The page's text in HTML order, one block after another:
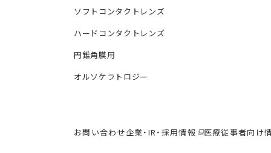
ソフトコンタクトレンズ
ハードコンタクトレンズ
円錐角膜用
オルソケラトロジー
お問い合わせ企業・IR・採用情報 医療従事者向け